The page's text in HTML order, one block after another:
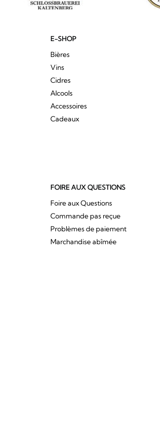
E-SHOP
Bières
Vins
Cidres
Alcools
Accessoires
Cadeaux
FOIRE AUX QUESTIONS
Foire aux Questions
Commande pas reçue
Problèmes de paiement
Marchandise abîmée